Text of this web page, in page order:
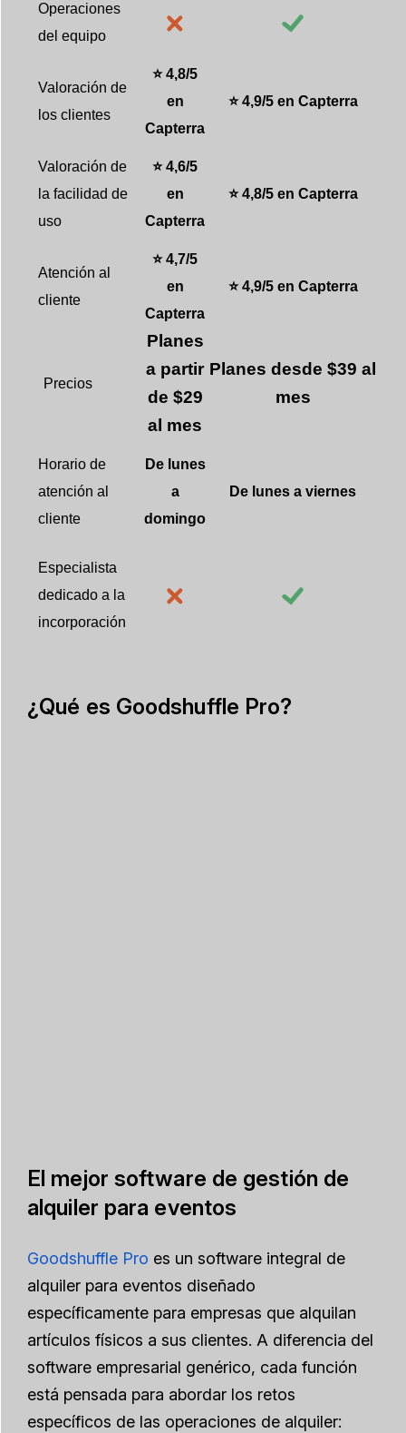
Operaciones
del equipo
Valoración de
los clientes
⭐ 4,8/5
en
Capterra
⭐ 4,9/5 en Capterra
Valoración de
la facilidad de
uso
⭐ 4,6/5
en
Capterra
⭐ 4,8/5 en Capterra
Atención al
cliente
⭐ 4,7/5
en
Capterra
⭐ 4,9/5 en Capterra
Precios
Planes
a partir
de $29
al mes
Planes desde $39 al
mes
Horario de
atención al
cliente
De lunes
a
domingo
De lunes a viernes
Especialista
dedicado a la
incorporación
¿Qué es Goodshuffle Pro?
El mejor software de gestión de
alquiler para eventos
Goodshuffle Pro es un software integral de
alquiler para eventos diseñado
específicamente para empresas que alquilan
artículos físicos a sus clientes. A diferencia del
software empresarial genérico, cada función
está pensada para abordar los retos
específicos de las operaciones de alquiler: